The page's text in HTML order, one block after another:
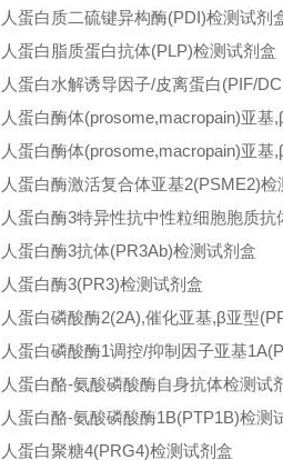
人蛋白质二硫键异构酶(PDI)检测试剂
人蛋白脂质蛋白抗体(PLP)检测试剂盒
人蛋白水解诱导因子/皮离蛋白(PIF/
人蛋白酶体(prosome,macropain)亚
人蛋白酶体(prosome,macropain)亚
人蛋白酶激活复合体亚基2(PSME2)检
人蛋白酶3特异性抗中性粒细胞胞质
人蛋白酶3抗体(PR3Ab)检测试剂盒
人蛋白酶3(PR3)检测试剂盒
人蛋白磷酸酶2(2A),催化亚基,β亚型
人蛋白磷酸酶1调控/抑制因子亚基
人蛋白酪-氨酸磷酸酶自身抗体检测试
人蛋白酪-氨酸磷酸酶1B(PTP1B)检测
人蛋白聚糖4(PRG4)检测试剂盒